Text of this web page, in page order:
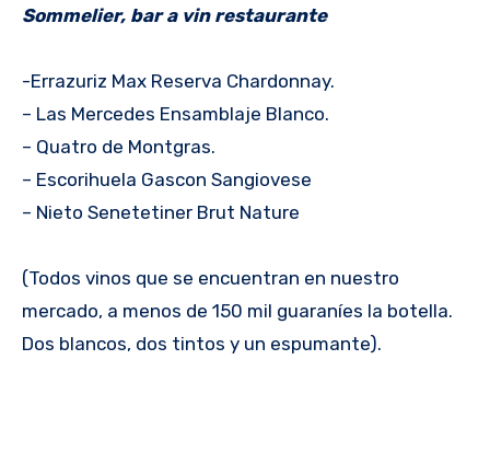
Sommelier, bar a vin restaurante
-Errazuriz Max Reserva Chardonnay.
– Las Mercedes Ensamblaje Blanco.
– Quatro de Montgras.
– Escorihuela Gascon Sangiovese
– Nieto Senetetiner Brut Nature
(Todos vinos que se encuentran en nuestro
mercado, a menos de 150 mil guaraníes la botella.
Dos blancos, dos tintos y un espumante).